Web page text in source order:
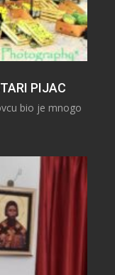
PIJAC
bio je mnogo